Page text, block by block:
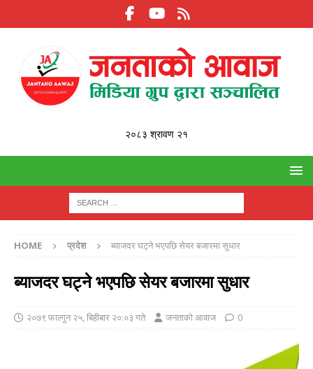
२०८३ श्रावण २१
HOME प्रदेश ब्याजदर घट्ने भएपछि सेयर बजारमा सुधार
ब्याजदर घट्ने भएपछि सेयर बजारमा सुधार
२०७९ फाल्गुन २५, बिहीबार २०:०३ गते जनताको आवाज 0